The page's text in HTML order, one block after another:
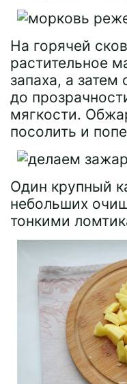
На горячей
растительное
запаха, а
до
мягкости.
посолить и
Один крупный
небольших
тонкими